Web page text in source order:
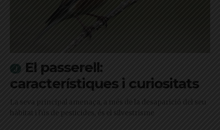
El passerell:
característiques i curiositats
La seva principal amenaça, a més de la desaparició del seu
hàbitat i l'ús de pesticides, és el silvestrisme